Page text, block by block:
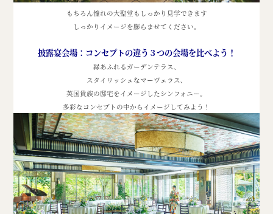
もちろん憧れの大聖堂もしっかり見学できます
しっかりイメージを膨らませてください。
披露宴会場：コンセプトの違う３つの会場を比べよう！
緑あふれるガーデンテラス、
スタイリッシュなマーヴェラス、
英国貴族の邸宅をイメージしたシンフォニー。
多彩なコンセプトの中からイメージしてみよう！